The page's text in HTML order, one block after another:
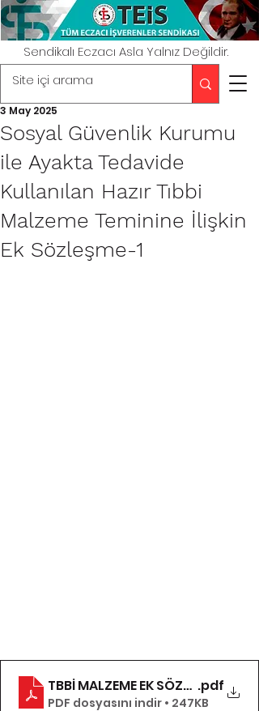
Sendikalı Eczacı Asla Yalnız Değildir.
Sosyal Güvenlik Kurumu
ile Ayakta Tedavide
Kullanılan Hazır Tıbbi
Malzeme Teminine İlişkin
Ek Sözleşme-1
3 May 2025
TBBİ MALZEME EK SÖZLEŞME
.pdf
PDF dosyasını indir • 247KB